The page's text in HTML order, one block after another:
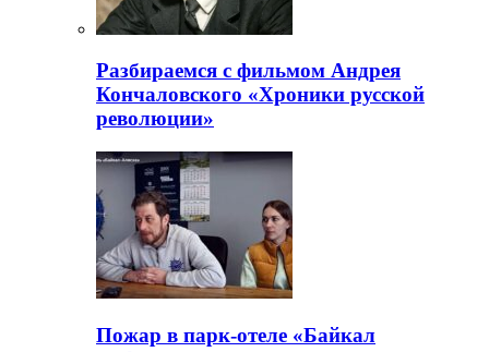
Разбираемся с фильмом Андрея
Кончаловского «Хроники русской
революции»
Пожар в парк-отеле «Байкал